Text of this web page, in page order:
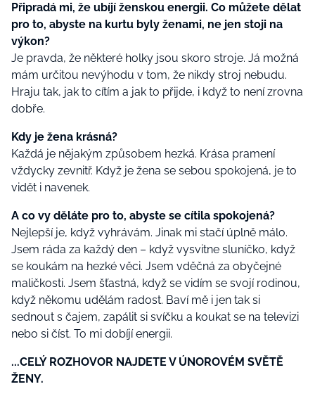
Připradá mi, že ubíjí ženskou energii. Co můžete dělat
pro to, abyste na kurtu byly ženami, ne jen stoji na
výkon?
Je pravda, že některé holky jsou skoro stroje. Já možná
mám určitou nevýhodu v tom, že nikdy stroj nebudu.
Hraju tak, jak to cítím a jak to přijde, i když to není zrovna
dobře.
Kdy je žena krásná?
Každá je nějakým způsobem hezká. Krása pramení
vždycky zevnitř. Když je žena se sebou spokojená, je to
vidět i navenek.
A co vy děláte pro to, abyste se cítila spokojená?
Nejlepší je, když vyhrávám. Jinak mi stačí úplně málo.
Jsem ráda za každý den – když vysvitne sluníčko, když
se koukám na hezké věci. Jsem vděčná za obyčejné
maličkosti. Jsem šťastná, když se vidím se svojí rodinou,
když někomu udělám radost. Baví mě i jen tak si
sednout s čajem, zapálit si svíčku a koukat se na televizi
nebo si číst. To mi dobíjí energii.
...CELÝ ROZHOVOR NAJDETE V ÚNOROVÉM SVĚTĚ
ŽENY.